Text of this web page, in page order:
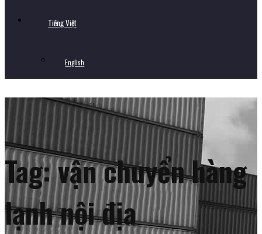
Tiếng Việt
English
Tag:vận chuyển hàng
lạnh nội địa